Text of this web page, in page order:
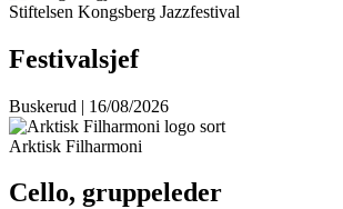
Stiftelsen Kongsberg Jazzfestival
Festivalsjef
Buskerud | 16/08/2026
Arktisk Filharmoni
Cello, gruppeleder